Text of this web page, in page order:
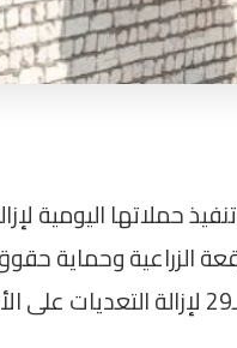
حملاتها اليومية
الزراعية وحماية
هذه الحملة ضمن المرحلة الثانية من الموجة الـ29